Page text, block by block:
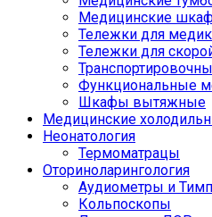
Медицинские
Тележки для
Тележки для
Функциональные
Шкафы вытяжные
Медицинские
Неонатология
Термоматрацы
Оториноларингология
Аудиометры и
Кольпоскопы